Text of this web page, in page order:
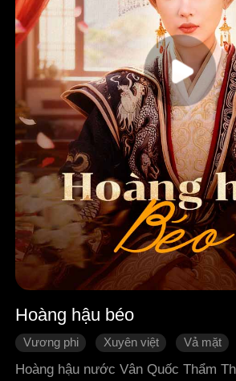
Hoàng hậu béo
Vương phi Xuyên việt Vả mặt
Ngôn tình cổ đại